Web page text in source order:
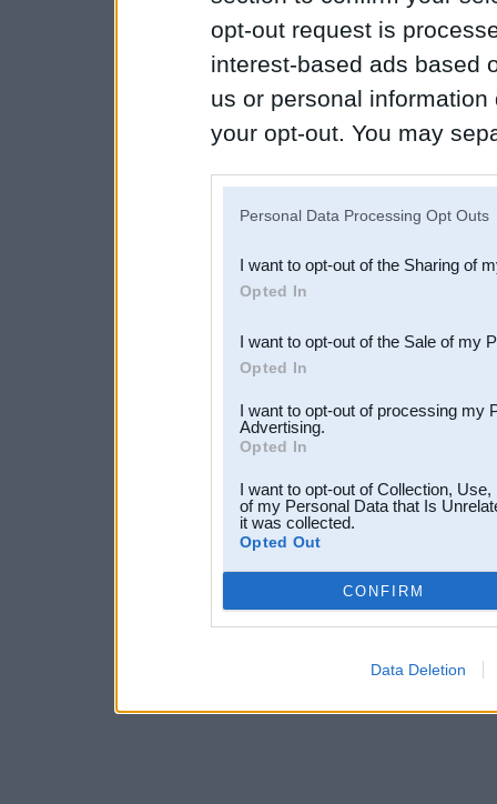
opt-out request is
interest-based ads based
us or personal
your opt-out. You may
Downstream Participants
third parties.
Personal Data Processing Opt Outs
I want to opt-out of the Sharing of
Opted In
I want to opt-out of the Sale of my
Opted In
I want to opt-out of processing my
Advertising.
Opted In
I want to opt-out of Collection,
of my Personal Data that Is
it was collected.
Opted Out
CONFIRM
Data Deletion